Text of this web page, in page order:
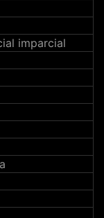
imparcial